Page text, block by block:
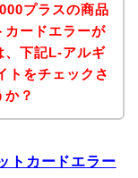
プラスの商品
カードエラーが
、下記L-アルギ
トをチェックさ
？
トカードエラー